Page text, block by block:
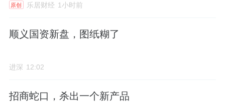
原创 乐居财经 1小时前
顺义国资新盘，图纸糊了
进深 12:02
招商蛇口，杀出一个新产品